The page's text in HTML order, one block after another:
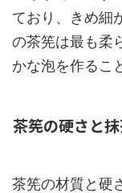
ており、きめ細
の茶筅は最も柔
かな泡を作るこ
茶筅の硬さと
茶筅の材質と硬